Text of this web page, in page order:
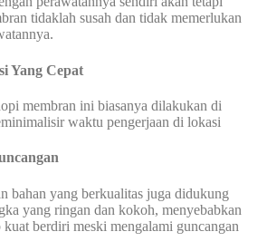
tidaklah susah dan tidak memerlukan
Yang Cepat
membran ini biasanya dilakukan di
waktu pengerjaan di lokasi
bahan yang berkualitas juga didukung
yang ringan dan kokoh, menyebabkan
berdiri meski mengalami guncangan